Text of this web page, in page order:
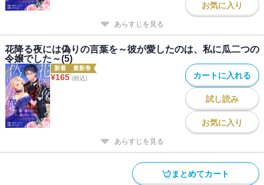
お気に入り
あらすじを見る
花降る夜には偽りの言葉を～彼が愛したのは、私に瓜二つの
令嬢でした～(5)
新着 最新巻
¥165 (税込) カートに入れる
試し読み
お気に入り
あらすじを見る
まとめてカート